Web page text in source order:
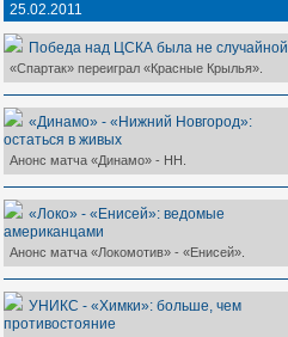
25.02.2011
Победа над ЦСКА была не случайной
«Спартак» переиграл «Красные Крылья».
«Динамо» - «Нижний Новгород»:
остаться в живых
Анонс матча «Динамо» - НН.
«Локо» - «Енисей»: ведомые
американцами
Анонс матча «Локомотив» - «Енисей».
УНИКС - «Химки»: больше, чем
противостояние